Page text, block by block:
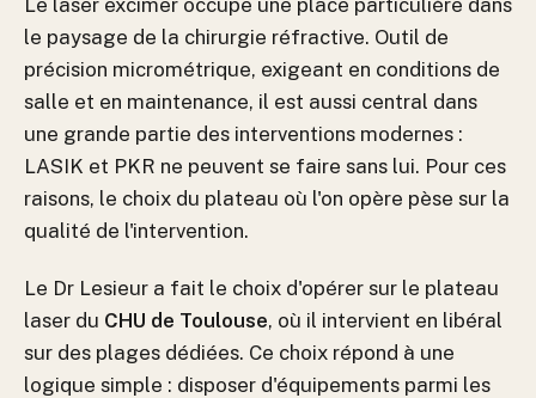
le paysage de la chirurgie réfractive. Outil de
précision micrométrique, exigeant en conditions de
salle et en maintenance, il est aussi central dans
une grande partie des interventions modernes :
LASIK et PKR ne peuvent se faire sans lui. Pour ces
raisons, le choix du plateau où l'on opère pèse sur la
qualité de l'intervention.
Le Dr Lesieur a fait le choix d'opérer sur le plateau
laser du CHU de Toulouse, où il intervient en libéral
sur des plages dédiées. Ce choix répond à une
logique simple : disposer d'équipements parmi les